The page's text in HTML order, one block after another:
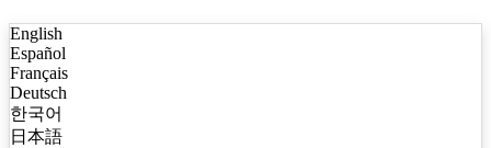
English
Español
Français
Deutsch
한국어
日本語